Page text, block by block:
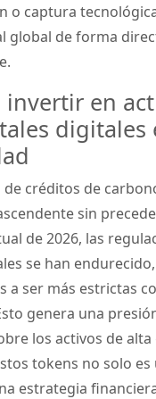
o captura
global de forma
invertir en
digitales
de créditos de
sin
de 2026, las
se han
a ser más estrictas
genera una
los activos de alta
tokens no solo es
estrategia